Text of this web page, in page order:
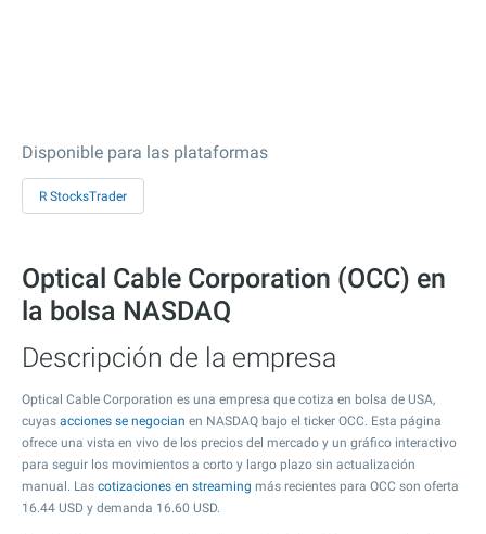
Disponible para las plataformas
R StocksTrader
Optical Cable Corporation (OCC) en
la bolsa NASDAQ
Descripción de la empresa
Optical Cable Corporation es una empresa que cotiza en bolsa de USA,
cuyas acciones se negocian en NASDAQ bajo el ticker OCC. Esta página
ofrece una vista en vivo de los precios del mercado y un gráfico interactivo
para seguir los movimientos a corto y largo plazo sin actualización
manual. Las cotizaciones en streaming más recientes para OCC son oferta
16.44 USD y demanda 16.60 USD.